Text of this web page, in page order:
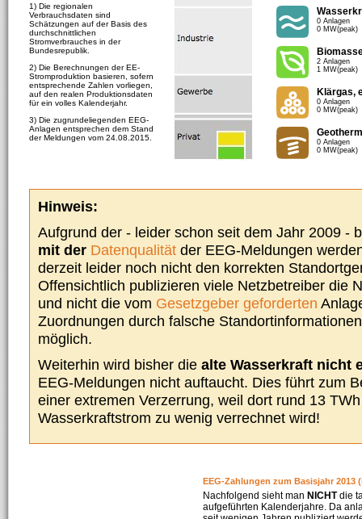
1) Die regionalen
Verbrauchsdaten sind
Schätzungen auf der Basis des
durchschnittlichen
Stromverbrauches in der
Bundesrepublik.
2) Die Berechnungen der EE-
Stromproduktion basieren, sofern
entsprechende Zahlen vorliegen,
auf den realen Produktionsdaten
für ein volles Kalenderjahr.
3) Die zugrundeliegenden EEG-
Anlagen entsprechen dem Stand
der Meldungen vom 24.08.2015.
0 Anlagen
0 MW(peak)
2 Anlagen
1 MW(peak)
Klärgas,
0 Anlagen
0 MW(peak)
0 Anlagen
0 MW(peak)
Hinweis:
Aufgrund der - leider schon seit dem Jahr 2009 -
mit der Datenqualität der EEG-Meldungen
derzeit leider noch nicht den korrekten
Offensichtlich publizieren viele Netzbetreiber die
und nicht die vom Gesetzgeber geforderten
Zuordnungen durch falsche
möglich.
Weiterhin wird bisher die alte Wasserkraft nicht
EEG-Meldungen nicht auftaucht. Dies führt zum
einer extremen Verzerrung, weil dort rund 13
Wasserkraftstrom zu wenig verrechnet wird!
EEG-Zahlungen zum Basisjahr 2013
Nachfolgend sieht man NICHTdie
aufgeführten Kalenderjahre. Da